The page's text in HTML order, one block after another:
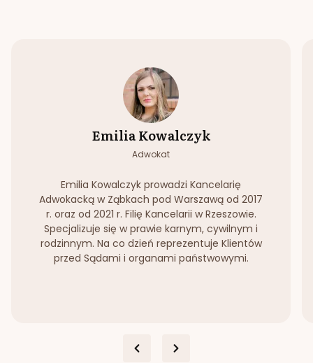
Emilia Kowalczyk
Adwokat
Emilia Kowalczyk prowadzi Kancelarię
Adwokacką w Ząbkach pod Warszawą od 2017
r. oraz od 2021 r. Filię Kancelarii w Rzeszowie.
Specjalizuje się w prawie karnym, cywilnym i
rodzinnym. Na co dzień reprezentuje Klientów
przed Sądami i organami państwowymi.